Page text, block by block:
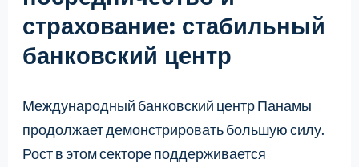
страхование: стабильный
банковский центр
Международный банковский центр Панамы
продолжает демонстрировать большую силу.
Рост в этом секторе поддерживается